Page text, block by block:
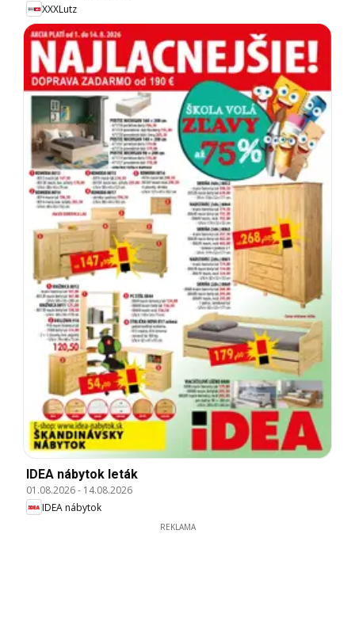
XXXLutz
IDEA nábytok leták
01.08.2026- 14.08.2026
IDEA nábytok
REKLAMA